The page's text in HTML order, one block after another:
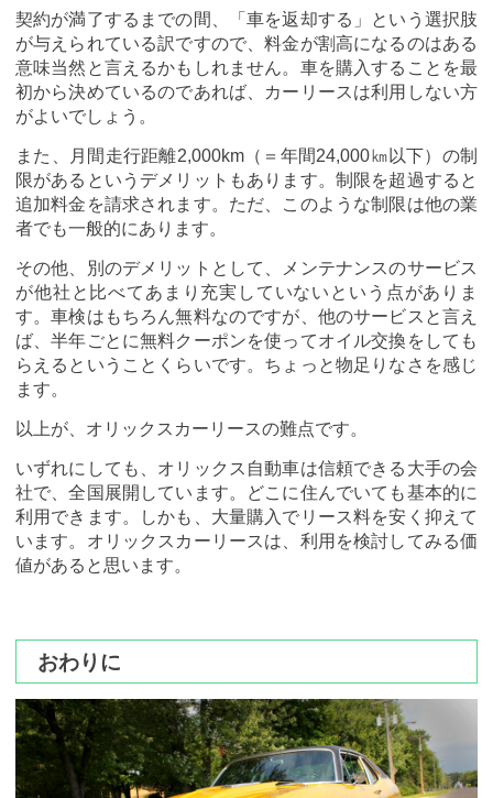
契約が満了するまでの間、「車を返却する」という選択肢
が与えられている訳ですので、料金が割高になるのはある
意味当然と言えるかもしれません。車を購入することを最
初から決めているのであれば、カーリースは利用しない方
がよいでしょう。
また、月間走行距離2,000km（＝年間24,000㎞以下）の制
限があるというデメリットもあります。制限を超過すると
追加料金を請求されます。ただ、このような制限は他の業
者でも一般的にあります。
その他、別のデメリットとして、メンテナンスのサービス
が他社と比べてあまり充実していないという点がありま
す。車検はもちろん無料なのですが、他のサービスと言え
ば、半年ごとに無料クーポンを使ってオイル交換をしても
らえるということくらいです。ちょっと物足りなさを感じ
ます。
以上が、オリックスカーリースの難点です。
いずれにしても、オリックス自動車は信頼できる大手の会
社で、全国展開しています。どこに住んでいても基本的に
利用できます。しかも、大量購入でリース料を安く抑えて
います。オリックスカーリースは、利用を検討してみる価
値があると思います。
おわりに